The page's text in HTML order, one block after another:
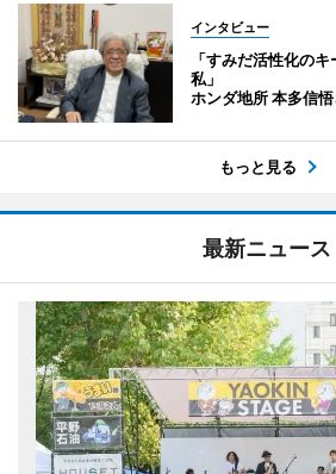
インタビュー
「すみだ活性化の
私」
ホンダ地所 本多信悟
もっと見る
最新ニュース